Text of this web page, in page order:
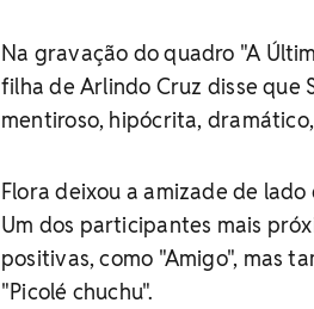
Na gravação do quadro "A
filha de Arlindo Cruz disse que
mentiroso, hipócrita,
Flora deixou a amizade de
Um dos participantes mais
positivas, como "Amigo", mas
"Picolé chuchu".